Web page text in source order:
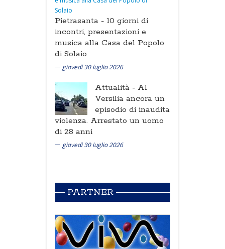
Pietrasanta - 10 giorni di
incontri, presentazioni e
musica alla Casa del Popolo
di Solaio
giovedì 30 luglio 2026
Attualità - Al
Versilia ancora un
episodio di inaudita
violenza. Arrestato un uomo
di 28 anni
giovedì 30 luglio 2026
PARTNER